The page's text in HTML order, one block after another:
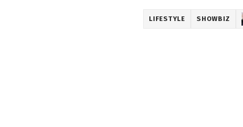
LIFESTYLE SHOWBIZ